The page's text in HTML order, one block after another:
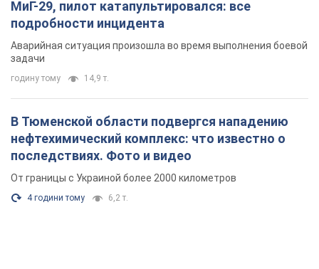
4 години тому 6,2 т.